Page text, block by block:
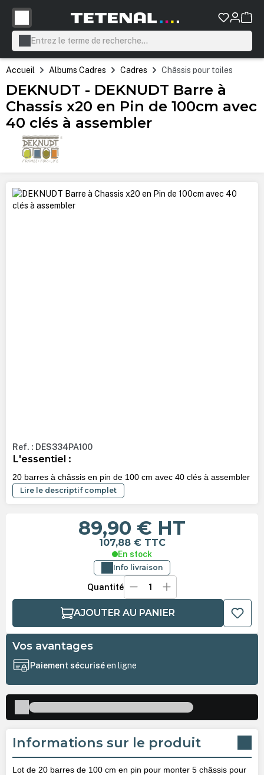
principal
Accueil Albums Cadres Cadres Châssis pour toiles
DEKNUDT - DEKNUDT Barre à
Chassis x20 en Pin de 100cm avec
40 clés à assembler
Ignorer la galerie d'images
Ref. : DES334PA100
L'essentiel :
20 barres à châssis en pin de 100 cm avec 40 clés à assembler
Lire le descriptif complet
89,90 € HT
107,88 € TTC
En stock
Info livraison
Quantité
AJOUTER AU PANIER
Vos avantages
Paiement sécuriséen ligne
Informations sur le produit
Lot de 20 barres de 100 cm en pin pour monter 5 châssis pour